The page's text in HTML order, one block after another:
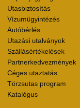
Utasbiztosítás
Vízumügyintézés
Autóbérlés
Utazási utalványok
Szállásértékelések
Partnerkedvezmények
Céges utaztatás
Törzsutas program
Katalógus